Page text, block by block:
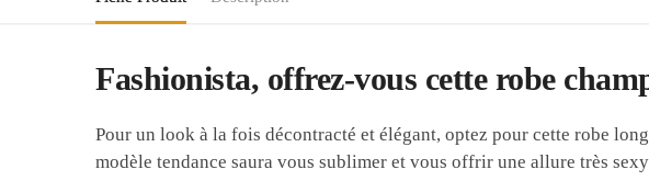
Fashionista, offrez-vous cette robe
Pour un look à la fois décontracté et élégant, optez pour cette robe
modèle tendance saura vous sublimer et vous offrir une allure très